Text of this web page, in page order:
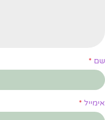
שם *
אימייל *